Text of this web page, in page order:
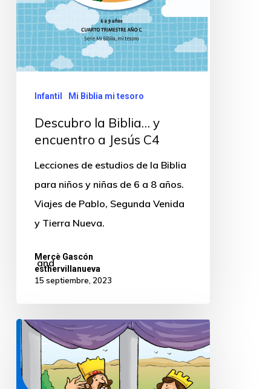
Infantil Mi Biblia mi tesoro
Descubro la Biblia… y
encuentro a Jesús C4
Lecciones de estudios de la Biblia
para niños y niñas de 6 a 8 años.
Viajes de Pablo, Segunda Venida
y Tierra Nueva.
Mercè Gascón
and
esthervillanueva
15 septiembre, 2023